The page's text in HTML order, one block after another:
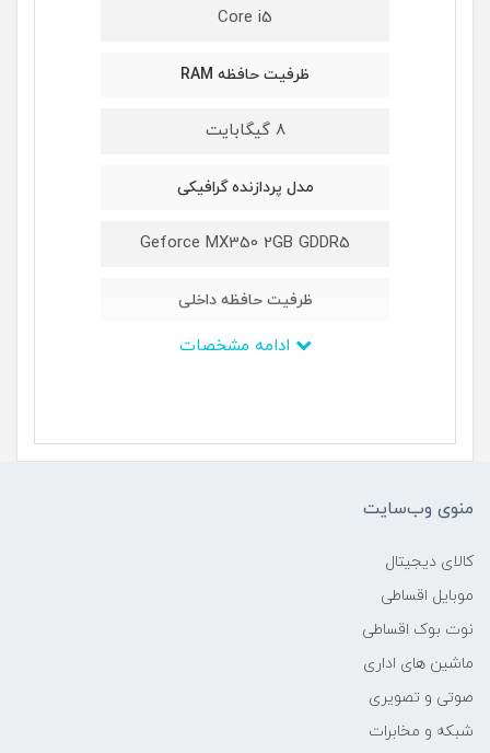
Core i5
ظرفیت حافظه RAM
8 گیگابایت
مدل پردازنده گرافیکی
Geforce MX350 2GB GDDR5
ظرفیت حافظه داخلی
512GB
358x242x19 میلی‌متر
منوی وب‌سایت
کالای دیجیتال
موبایل اقساطی
نوت بوک اقساطی
ماشین های اداری
صوتی و تصویری
شبکه و مخابرات